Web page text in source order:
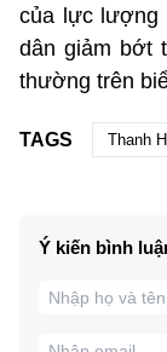
của lực lượng
dân giảm bớt
thường trên
TAGS Thanh
Ý kiến bình